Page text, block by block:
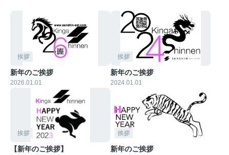
挨拶
新年のご挨拶
2026.01.01
挨拶
新年のご挨拶
2024.01.01
挨拶
【新年のご挨拶】
挨拶
新年のご挨拶